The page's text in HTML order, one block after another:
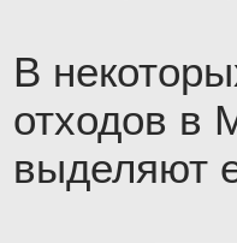
В
отходов в
выделяют